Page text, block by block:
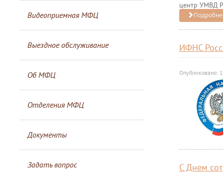
Видеоприемная МФЦ
Выездное обслуживание
Об МФЦ
Отделения МФЦ
Документы
Задать вопрос
центр УМВД
ИФНС
Опубликовано:
С Днем